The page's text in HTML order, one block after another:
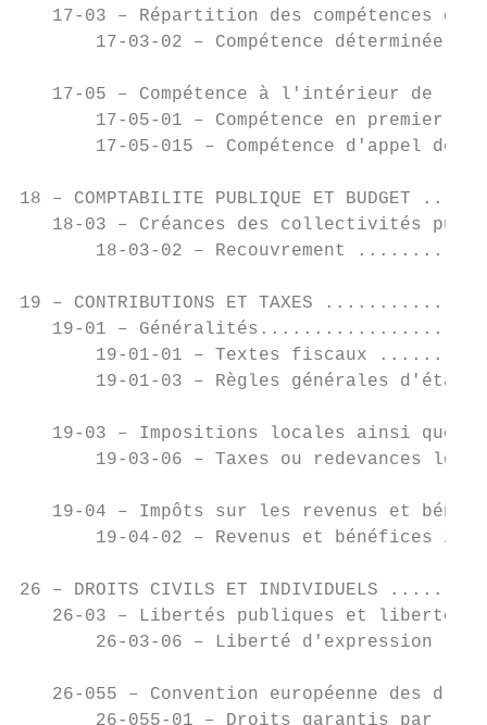
17-03 – Répartition des compétences
17-03-02 – Compétence déterminée
17-05 – Compétence à l'intérieur de la
17-05-01 – Compétence en premier
17-05-015 – Compétence d'appel des
18 – COMPTABILITE PUBLIQUE
18-03 – Créances des collectivités
18-03-02 – Recouvrement
19 – CONTRIBUTIONS ET
19-01 –
19-01-01 – Textes fiscaux
19-01-03 – Règles générales
19-03 – Impositions locales ainsi que
19-03-06 – Taxes ou redevances
19-04 – Impôts sur les revenus et
19-04-02 – Revenus et bénéfices
26 – DROITS CIVILS ET
26-03 – Libertés publiques et libertés
26-03-06 – Liberté d'expression
26-055 – Convention européenne des
26-055-01 – Droits garantis par la